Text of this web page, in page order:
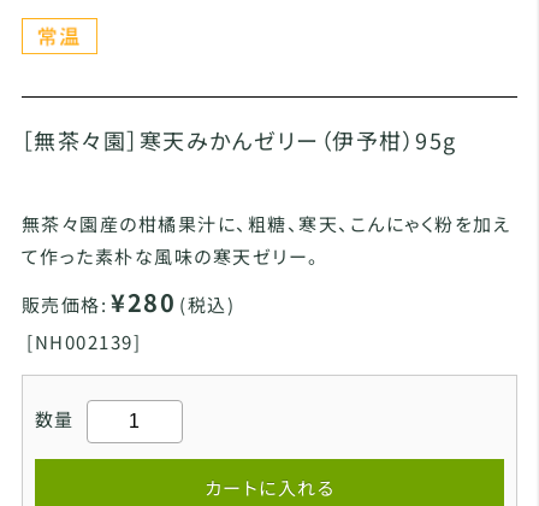
［無茶々園］寒天みかんゼリー（伊予柑）95g
無茶々園産の柑橘果汁に、粗糖、寒天、こんにゃく粉を加え
て作った素朴な風味の寒天ゼリー。
販売価格: ¥280 (税込)
[NH002139]
数量
カートに入れる